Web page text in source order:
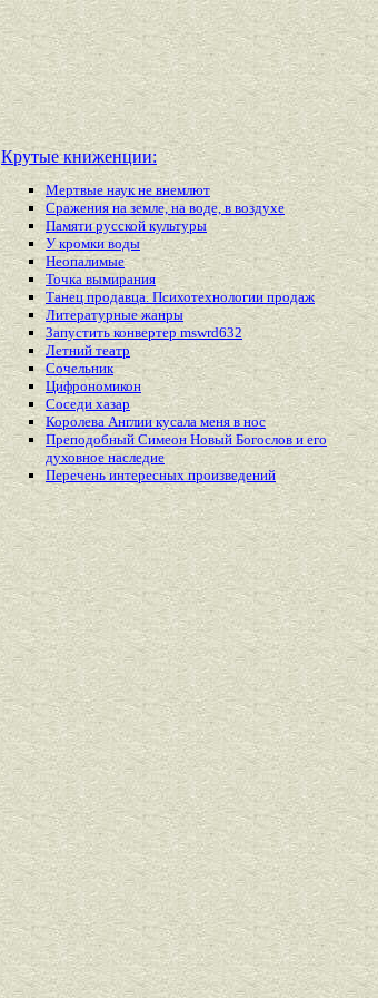
Крутые книженции:
Мертвые наук не внемлют
Сражения на земле, на воде, в воздухе
Памяти русской культуры
У кромки воды
Неопалимые
Точка вымирания
Танец продавца. Психотехнологии продаж
Литературные жанры
Запустить конвертер mswrd632
Летний театр
Сочельник
Цифрономикон
Соседи хазар
Королева Англии кусала меня в нос
Преподобный Симеон Новый Богослов и его
духовное наследие
Переченьинтересныхпроизведений